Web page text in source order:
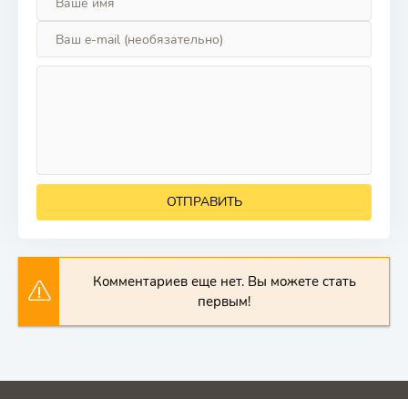
ОТПРАВИТЬ
Комментариев еще нет. Вы можете стать
первым!